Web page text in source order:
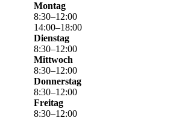
Montag
8:30–12:00
14:00–18:00
Dienstag
8:30–12:00
Mittwoch
8:30–12:00
Donnerstag
8:30–12:00
Freitag
8:30–12:00